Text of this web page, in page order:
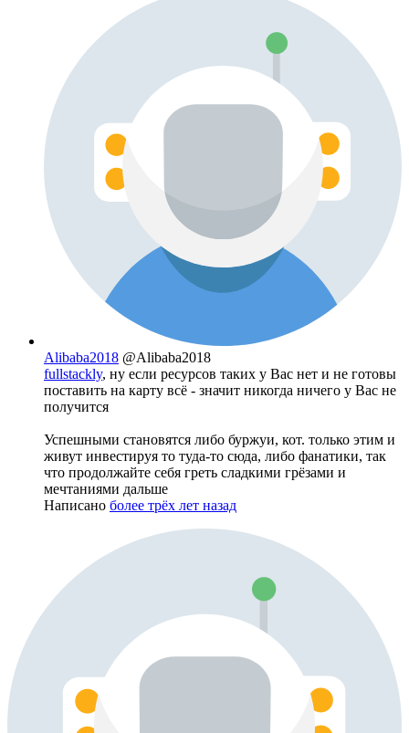
Alibaba2018 @Alibaba2018
fullstackly, ну если ресурсов таких у Вас нет и не готовы
поставить на карту всё - значит никогда ничего у Вас не
получится
Успешными становятся либо буржуи, кот. только этим и
живут инвестируя то туда-то сюда, либо фанатики, так
что продолжайте себя греть сладкими грёзами и
мечтаниями дальше
Написано более трёх лет назад